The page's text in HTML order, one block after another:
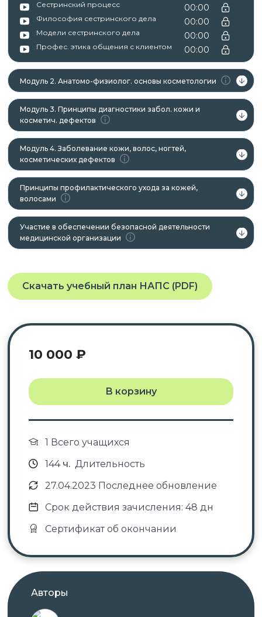
Сестринский процесс 00:00
Философия сестринского дела 00:00
Модели сестринского дела 00:00
Профес. этика общения с клиентом 00:00
Модуль 2. Анатомо-физиолог. основы косметологии
Модуль 3. Принципы диагностики забол. кожи и
косметич. дефектов
Модуль 4. Заболевание кожи, волос, ногтей,
косметических дефектов
Принципы профилактического ухода за кожей,
волосами
Участие в обеспечении безопасной деятельности
медицинской организации
Скачать учебный план НАПС (PDF)
10 000 ₽
В корзину
1 Всего учащихся
144ч. Длительность
27.04.2023 Последнее обновление
Срок действия зачисления: 48 дн
Сертификат об окончании
Авторы